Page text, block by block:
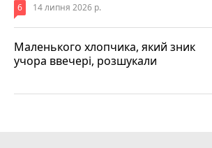
6 14 липня 2026 р.
Маленького хлопчика, який зник
учора ввечері, розшукали